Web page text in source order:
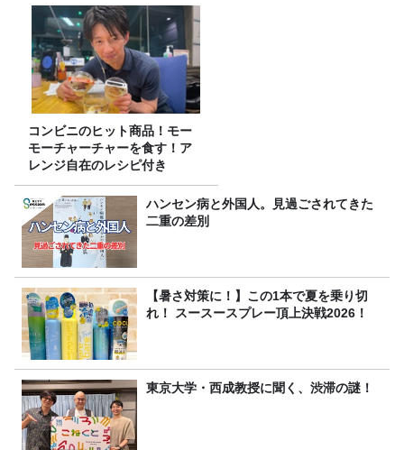
コンビニのヒット商品！モー
モーチャーチャーを食す！ア
レンジ自在のレシピ付き
ハンセン病と外国人。見過ごされてきた
二重の差別
【暑さ対策に！】この1本で夏を乗り切
れ！ スースースプレー頂上決戦2026！
東京大学・西成教授に聞く、渋滞の謎！